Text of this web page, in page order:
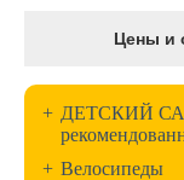
Цены и
+ ДЕТСКИЙ
+ Велосипеды